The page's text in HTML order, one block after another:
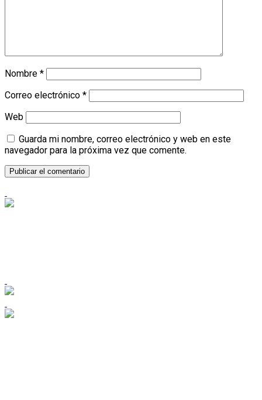
Nombre *
Correo electrónico *
Web
Guarda mi nombre, correo electrónico y web en este
navegador para la próxima vez que comente.